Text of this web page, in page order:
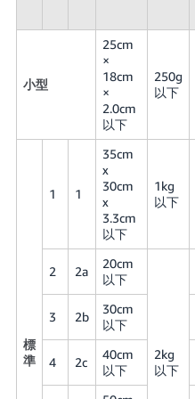
小型
25cm
×
18cm
×
2.0cm
以下
250g
以下
標
準
1 1
35cm
x
30cm
x
3.3cm
以下
1kg
以下
2 2a
20cm
以下
2kg
以下
3 2b
30cm
以下
4 2c
40cm
以下